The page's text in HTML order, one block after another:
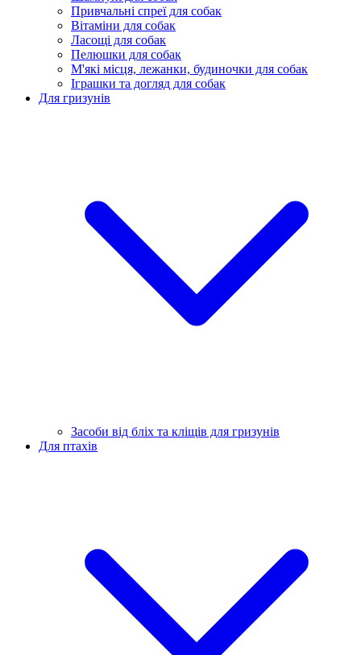
Привчальні спреї для собак
Вітаміни для собак
Ласощі для собак
Пелюшки для собак
М'які місця, лежанки, будиночки для собак
Іграшки та догляд для собак
Для гризунів
Засоби від бліх та кліщів для гризунів
Для птахів